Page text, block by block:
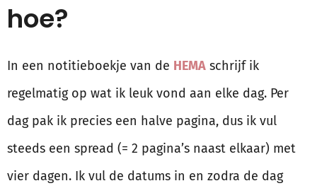
hoe?
In een notitieboekje van de HEMA schrijf ik
regelmatig op wat ik leuk vond aan elke dag. Per
dag pak ik precies een halve pagina, dus ik vul
steeds een spread (= 2 pagina’s naast elkaar) met
vier dagen. Ik vul de datums in en zodra de dag